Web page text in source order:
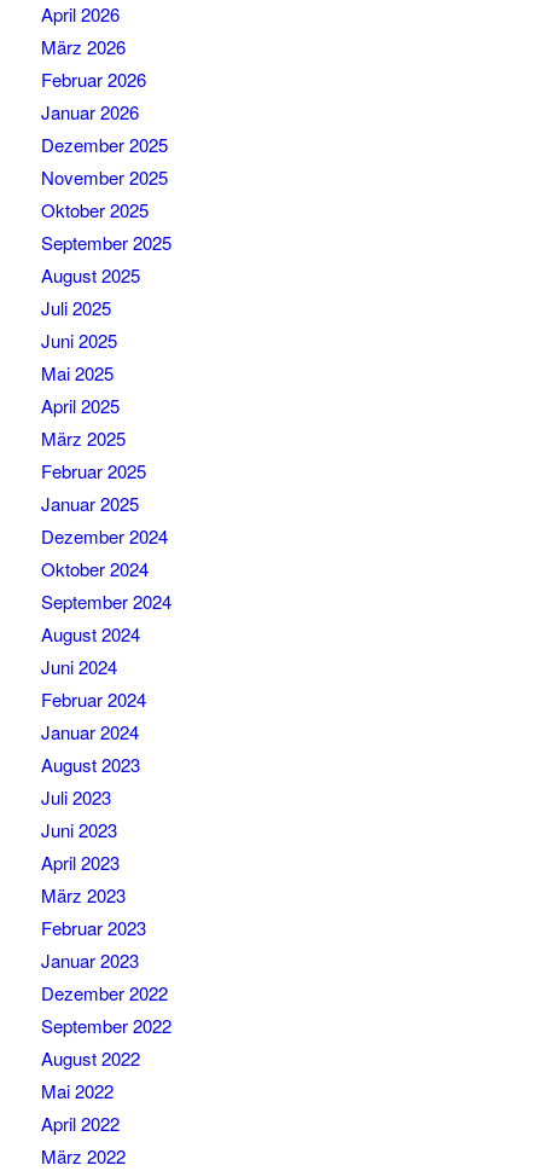
April 2026
März 2026
Februar 2026
Januar 2026
Dezember 2025
November 2025
Oktober 2025
September 2025
August 2025
Juli 2025
Juni 2025
Mai 2025
April 2025
März 2025
Februar 2025
Januar 2025
Dezember 2024
Oktober 2024
September 2024
August 2024
Juni 2024
Februar 2024
Januar 2024
August 2023
Juli 2023
Juni 2023
April 2023
März 2023
Februar 2023
Januar 2023
Dezember 2022
September 2022
August 2022
Mai 2022
April 2022
März 2022